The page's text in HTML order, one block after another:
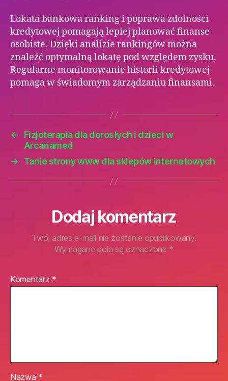
Lokata bankowa ranking i poprawa zdolności
kredytowej pomagają lepiej planować finanse
osobiste. Dzięki analizie rankingów można
znaleźć optymalną lokatę pod względem zysku.
Regularne monitorowanie historii kredytowej
pomaga w świadomym zarządzaniu finansami.
←
Fizjoterapia dla dorosłych i dzieci w
Arcariamed
→
Tanie strony www dla sklepów internetowych
Dodaj komentarz
Twój adres e-mail nie zostanie opublikowany.
Wymagane pola są oznaczone *
Komentarz *
Nazwa *